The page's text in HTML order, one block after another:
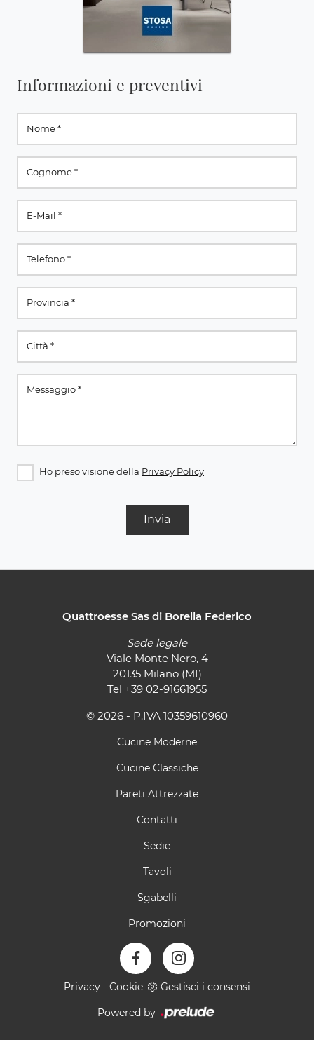
Informazioni e preventivi
Ho preso visione della Privacy Policy
Invia
Quattroesse Sas di Borella Federico
Sede legale
Viale Monte Nero, 4
20135 Milano (MI)
Tel +39 02-91661955
© 2026 - P.IVA 10359610960
Cucine Moderne
Cucine Classiche
Pareti Attrezzate
Contatti
Sedie
Tavoli
Sgabelli
Promozioni
Privacy - Cookie Gestisci i consensi
Powered by